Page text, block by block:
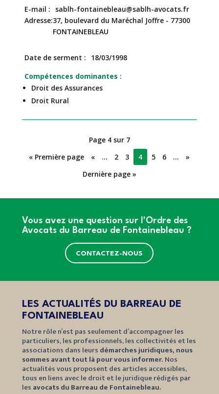
Compétences dominantes
Droit des Assurances
Droit Rural
E-mail sablh-fontainebleau@sablh-avocats.fr
Date de serment 18/03/1998
Adresse 37, boulevard du Maréchal Joffre - 77300
FONTAINEBLEAU
Page 4 sur 7
« Première page
« … 2 3 4 5 6 …
»
Dernière page »
Vous avez une question sur l'Ordre des
Avocats du Barreau de Fontainebleau ?
CONTACTEZ-NOUS
LES ACTUALITÉS DU BARREAU DE
FONTAINEBLEAU
Notre rôle n’est pas seulement d’accompagner les
particuliers, les professionnels, les collectivités et les
associations dans leurs démarches juridiques, nous
sommes avant tout là pour vous informer. Nos
actualités vous proposent des articles accessibles,
tous en liens avec le droit et le juridique rédigés par
les avocats du Barreau de Fontainebleau.